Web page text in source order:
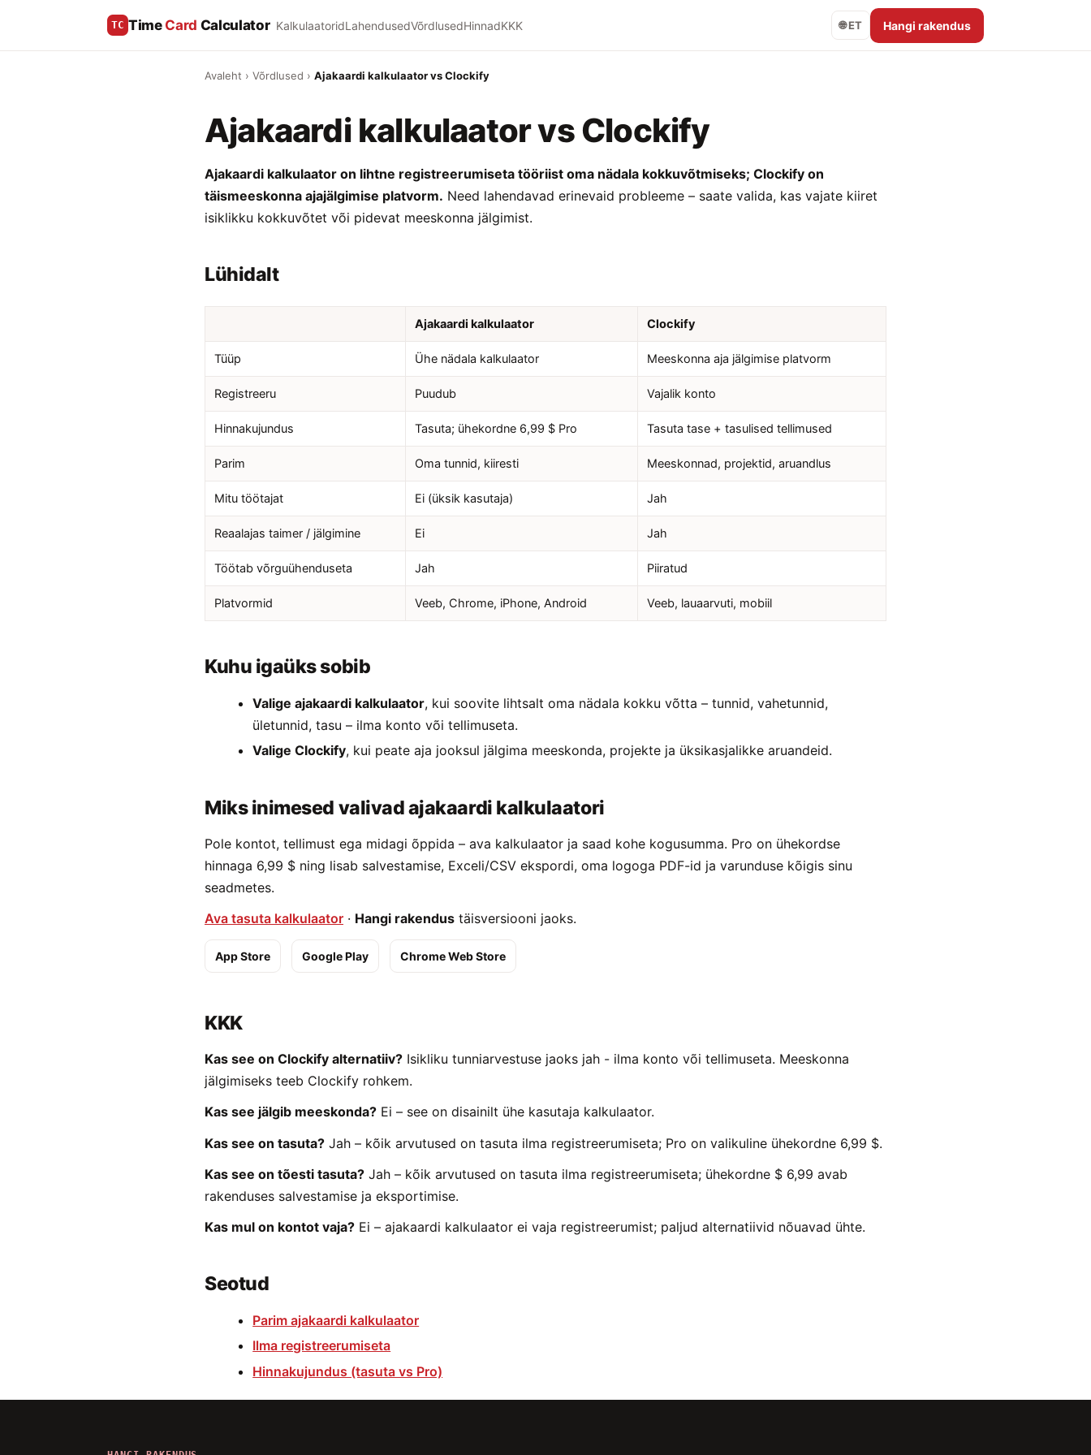
TC Time Card Calculator KalkulaatoridLahendusedVõrdlusedHinnadKKK 🌐 ET Hangi rakendus
Avaleht › Võrdlused › Ajakaardi kalkulaator vs Clockify
Ajakaardi kalkulaator vs Clockify
Ajakaardi kalkulaator on lihtne registreerumiseta tööriist oma nädala kokkuvõtmiseks; Clockify on
täismeeskonna ajajälgimise platvorm. Need lahendavad erinevaid probleeme – saate valida, kas vajate kiiret
isiklikku kokkuvõtet või pidevat meeskonna jälgimist.
Lühidalt
Ajakaardi kalkulaator Clockify
Tüüp Ühe nädala kalkulaator Meeskonna aja jälgimise platvorm
Registreeru Puudub Vajalik konto
Hinnakujundus Tasuta; ühekordne 6,99 $ Pro Tasuta tase + tasulised tellimused
Parim Oma tunnid, kiiresti Meeskonnad, projektid, aruandlus
Mitu töötajat Ei (üksik kasutaja) Jah
Reaalajas taimer / jälgimine Ei Jah
Töötab võrguühenduseta Jah Piiratud
Platvormid Veeb, Chrome, iPhone, Android Veeb, lauaarvuti, mobiil
Kuhu igaüks sobib
Valige ajakaardi kalkulaator, kui soovite lihtsalt oma nädala kokku võtta – tunnid, vahetunnid,
ületunnid, tasu – ilma konto või tellimuseta.
Valige Clockify, kui peate aja jooksul jälgima meeskonda, projekte ja üksikasjalikke aruandeid.
Miks inimesed valivad ajakaardi kalkulaatori
Pole kontot, tellimust ega midagi õppida – ava kalkulaator ja saad kohe kogusumma. Pro on ühekordse
hinnaga 6,99 $ ning lisab salvestamise, Exceli/CSV ekspordi, oma logoga PDF-id ja varunduse kõigis sinu
seadmetes.
Ava tasuta kalkulaator · Hangi rakendus täisversiooni jaoks.
App Store Google Play Chrome Web Store
KKK
Kas see on Clockify alternatiiv? Isikliku tunniarvestuse jaoks jah - ilma konto või tellimuseta. Meeskonna
jälgimiseks teeb Clockify rohkem.
Kas see jälgib meeskonda? Ei – see on disainilt ühe kasutaja kalkulaator.
Kas see on tasuta? Jah – kõik arvutused on tasuta ilma registreerumiseta; Pro on valikuline ühekordne 6,99 $.
Kas see on tõesti tasuta? Jah – kõik arvutused on tasuta ilma registreerumiseta; ühekordne $ 6,99 avab
rakenduses salvestamise ja eksportimise.
Kas mul on kontot vaja? Ei – ajakaardi kalkulaator ei vaja registreerumist; paljud alternatiivid nõuavad ühte.
Seotud
Parim ajakaardi kalkulaator
Ilma registreerumiseta
Hinnakujundus (tasuta vs Pro)